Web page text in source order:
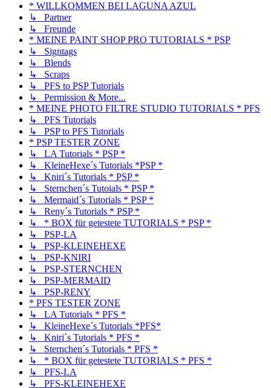
* WILLKOMMEN BEI LAGUNA AZUL
↳ Partner
↳ Freunde
* MEINE PAINT SHOP PRO TUTORIALS * PSP
↳ Signtags
↳ Blends
↳ Scraps
↳ PFS to PSP Tutorials
↳ Permission & More...
* MEINE PHOTO FILTRE STUDIO TUTORIALS * PFS
↳ PFS Tutorials
↳ PSP to PFS Tutorials
* PSP TESTER ZONE
↳ LA Tutorials * PSP *
↳ KleineHexe´s Tutorials *PSP *
↳ Kniri´s Tutorials * PSP *
↳ Sternchen´s Tutoials * PSP *
↳ Mermaid´s Tutorials * PSP *
↳ Reny´s Tutorials * PSP *
↳ * BOX für getestete TUTORIALS * PSP *
↳ PSP-LA
↳ PSP-KLEINEHEXE
↳ PSP-KNIRI
↳ PSP-STERNCHEN
↳ PSP-MERMAID
↳ PSP-RENY
* PFS TESTER ZONE
↳ LA Tutorials * PFS *
↳ KleineHexe´s Tutorials *PFS*
↳ Kniri´s Tutorials * PFS *
↳ Sternchen´s Tutorials * PFS *
↳ * BOX für getestete TUTORIALS * PFS *
↳ PFS-LA
↳ PFS-KLEINEHEXE